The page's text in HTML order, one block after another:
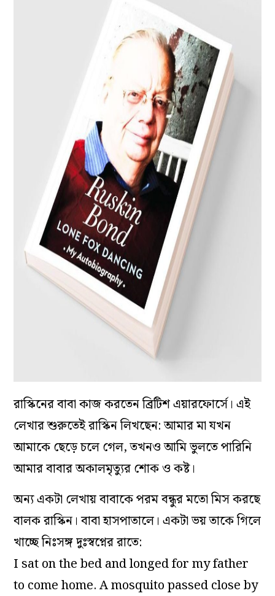
রাস্কিনের বাবা কাজ করতেন ব্রিটিশ এয়ারফোর্সে। এই
লেখার শুরুতেই রাস্কিন লিখছেন: আমার মা যখন
আমাকে ছেড়ে চলে গেল, তখনও আমি ভুলতে পারিনি
আমার বাবার অকালমৃত্যুর শোক ও কষ্ট।
অন্য একটা লেখায় বাবাকে পরম বন্ধুর মতো মিস করছে
বালক রাস্কিন। বাবা হাসপাতালে। একটা ভয় তাকে গিলে
খাচ্ছে নিঃসঙ্গ দুঃস্বপ্নের রাতে:
I sat on the bed and longed for my father
to come home. A mosquito passed close by